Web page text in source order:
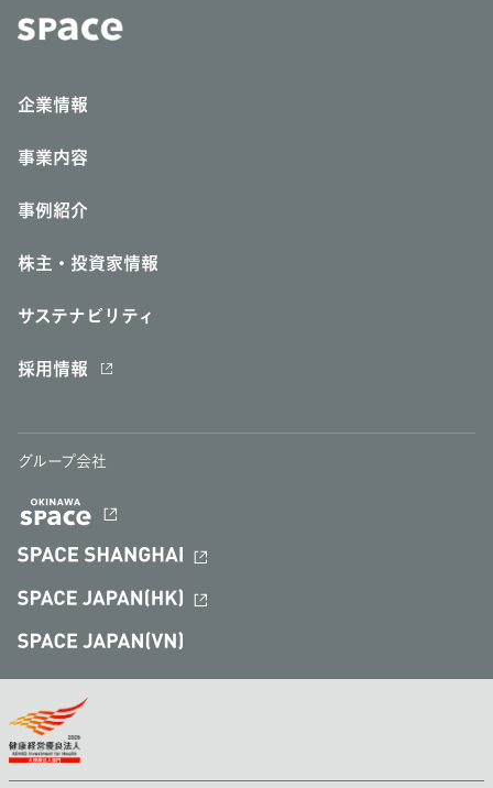
企業情報
事業内容
事例紹介
株主・投資家情報
サステナビリティ
採用情報
グループ会社